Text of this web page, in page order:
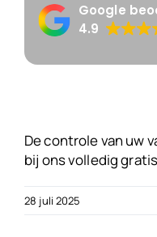
bereken uw
Google
4.9
De controle van uw
bij ons volledig
28 juli 2025